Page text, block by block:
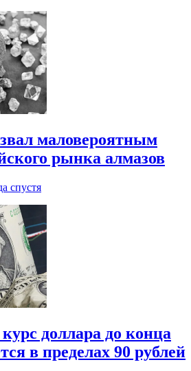
маловероятным
рынка алмазов
спустя
доллара до конца
в пределах 90 рублей